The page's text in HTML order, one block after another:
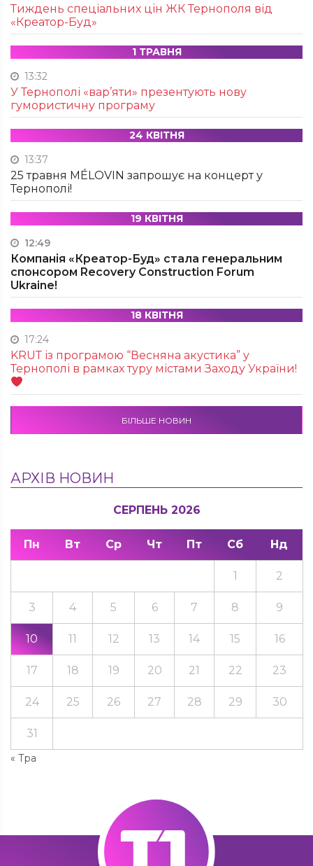
Тиждень спеціальних цін ЖК Тернополя від
«Креатор-Буд»
1 ТРАВНЯ
13:32
У Тернополі «вар’яти» презентують нову
гумористичну програму
24 КВІТНЯ
13:37
25 травня MÉLOVIN запрошує на концерт у
Тернополі!
19 КВІТНЯ
12:49
Компанія «Креатор-Буд» стала генеральним
спонсором Recovery Construction Forum
Ukraine!
18 КВІТНЯ
17:24
KRUТ із програмою “Весняна акустика” у
Тернополі в рамках туру містами Заходу України!
БІЛЬШЕ НОВИН
АРХІВ НОВИН
СЕРПЕНЬ 2026
Пн Вт Ср Чт Пт Сб Нд
« Тра
1 2
3 4 5 6 7 8 9
10 11 12 13 14 15 16
17 18 19 20 21 22 23
24 25 26 27 28 29 30
31